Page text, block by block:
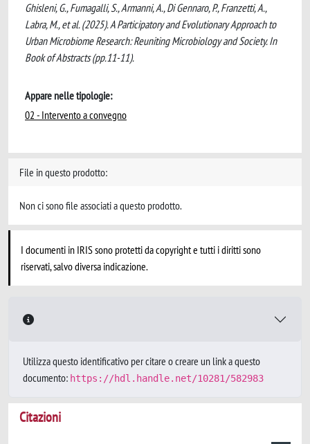
Ghisleni, G., Fumagalli, S., Armanni, A., Di Gennaro, P., Franzetti, A.,
Labra, M., et al. (2025). A Participatory and Evolutionary Approach to
Urban Microbiome Research: Reuniting Microbiology and Society. In
Book of Abstracts (pp.11-11).
Appare nelle tipologie:
02 - Intervento a convegno
File in questo prodotto:
Non ci sono file associati a questo prodotto.
I documenti in IRIS sono protetti da copyright e tutti i diritti sono
riservati, salvo diversa indicazione.
Utilizza questo identificativo per citare o creare un link a questo
documento: https://hdl.handle.net/10281/582983
Citazioni